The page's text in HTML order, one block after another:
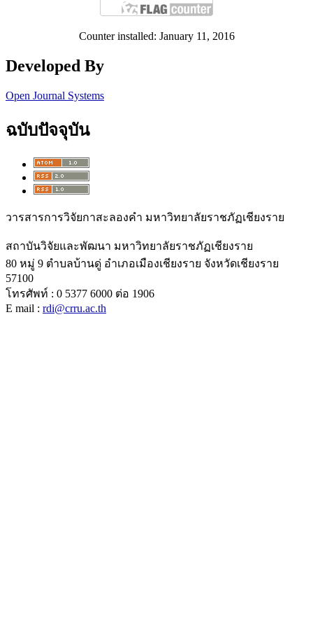
Counter installed: January 11, 2016
Developed By
Open Journal Systems
ฉบับปัจจุบัน
วารสารการวิจัยกาสะลองคำ มหาวิทยาลัยราชภัฏเชียงราย
สถาบันวิจัยและพัฒนา มหาวิทยาลัยราชภัฏเชียงราย
80 หมู่ 9 ตำบลบ้านดู่ อำเภอเมืองเชียงราย จังหวัดเชียงราย
57100
โทรศัพท์ : 0 5377 6000 ต่อ 1906
E mail : rdi@crru.ac.th